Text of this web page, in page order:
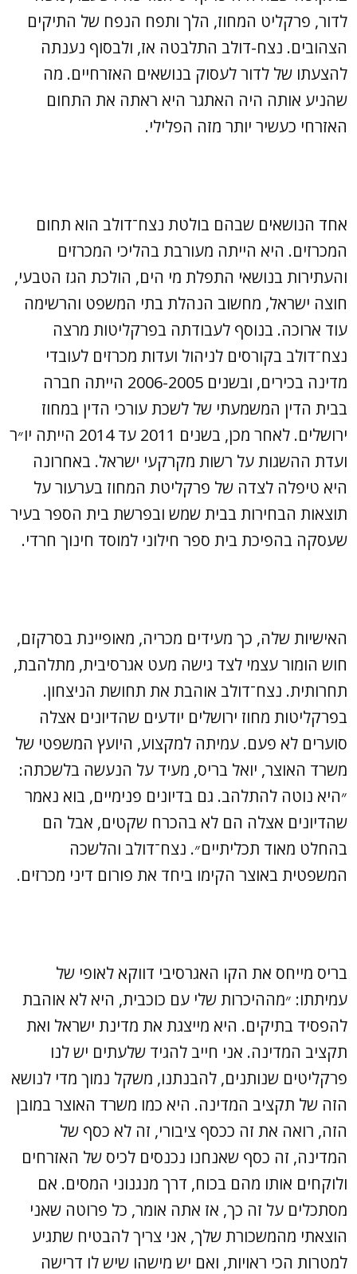
לדור, פרקליט המחוז, הלך ותפח הנפח של התיקים
הצהובים. נצח-דולב התלבטה אז, ולבסוף נענתה
להצעתו של לדור לעסוק בנושאים האזרחיים. מה
שהניע אותה היה האתגר היא ראתה את התחום
האזרחי כעשיר יותר מזה הפלילי.
אחד הנושאים שבהם בולטת נצח־דולב הוא תחום
המכרזים. היא הייתה מעורבת בהליכי המכרזים
והעתירות בנושאי התפלת מי הים, הולכת הגז הטבעי,
חוצה ישראל, מחשוב הנהלת בתי המשפט והרשימה
עוד ארוכה. בנוסף לעבודתה בפרקליטות מרצה
נצח־דולב בקורסים לניהול ועדות מכרזים לעובדי
מדינה בכירים, ובשנים 2006-2005 הייתה חברה
בבית הדין המשמעתי של לשכת עורכי הדין במחוז
ירושלים. לאחר מכן, בשנים 2011 עד 2014 הייתה יו״ר
ועדת ההשגות על רשות מקרקעי ישראל. באחרונה
היא טיפלה לצדה של פרקליטת המחוז בערעור על
תוצאות הבחירות בבית שמש ובפרשת בית הספר בעיר
שעסקה בהפיכת בית ספר חילוני למוסד חינוך חרדי.
האישיות שלה, כך מעידים מכריה, מאופיינת בסרקזם,
חוש הומור עצמי לצד גישה מעט אגרסיבית, מתלהבת,
תחרותית. נצח־דולב אוהבת את תחושת הניצחון.
בפרקליטות מחוז ירושלים יודעים שהדיונים אצלה
סוערים לא פעם. עמיתה למקצוע, היועץ המשפטי של
משרד האוצר, יואל בריס, מעיד על הנעשה בלשכתה:
״היא נוטה להתלהב. גם בדיונים פנימיים, בוא נאמר
שהדיונים אצלה הם לא בהכרח שקטים, אבל הם
בהחלט מאוד תכליתיים״. נצח־דולב והלשכה
המשפטית באוצר הקימו ביחד את פורום דיני מכרזים.
בריס מייחס את הקו האגרסיבי דווקא לאופי של
עמיתתו: ״מההיכרות שלי עם כוכבית, היא לא אוהבת
להפסיד בתיקים. היא מייצגת את מדינת ישראל ואת
תקציב המדינה. אני חייב להגיד שלעתים יש לנו
פרקליטים שנותנים, להבנתנו, משקל נמוך מדי לנושא
הזה של תקציב המדינה. היא כמו משרד האוצר במובן
הזה, רואה את זה ככסף ציבורי, זה לא כסף של
המדינה, זה כסף שאנחנו נכנסים לכיס של האזרחים
ולוקחים אותו מהם בכוח, דרך מנגנוני המסים. אם
מסתכלים על זה כך, אז אתה אומר, כל פרוטה שאני
הוצאתי מהמשכורת שלך, אני צריך להבטיח שתגיע
למטרות הכי ראויות, ואם יש מישהו שיש לו דרישה